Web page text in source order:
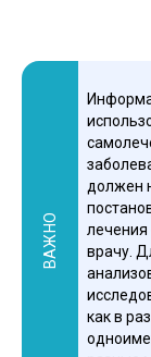
ВАЖНО
должен
врачу.
как в